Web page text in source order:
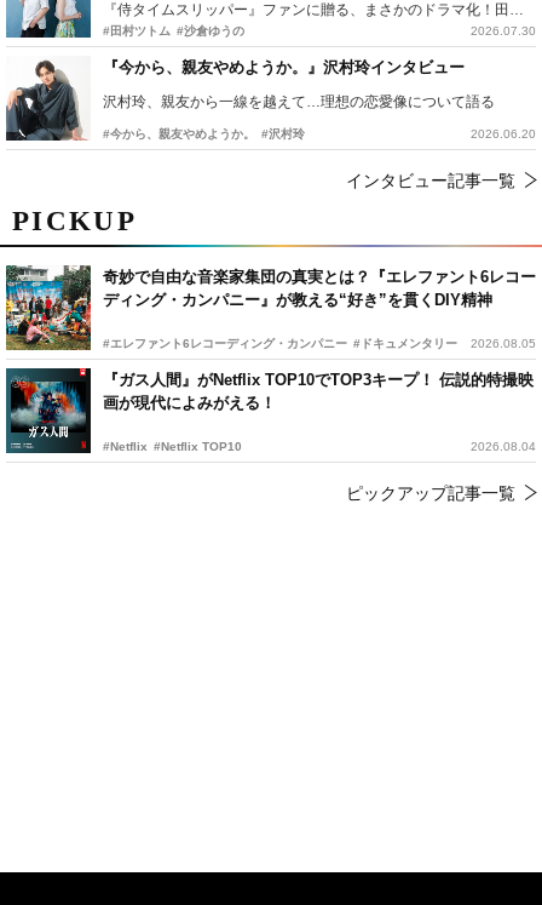
PICKUP
奇妙で自由な音楽家集団の真実とは？『エレファント6レコー
ディング・カンパニー』が教える“好き”を貫くDIY精神
#エレファント6レコーディング・カンパニー #ドキュメンタリー 2026.08.05
『ガス人間』がNetflix TOP10でTOP3キープ！ 伝説的特撮映
画が現代によみがえる！
#Netflix #Netflix TOP10 2026.08.04
ピックアップ記事一覧
『侍タイムスリッパー』ファンに贈る、まさかのドラマ化！田村ツトム×沙倉ゆうのが語る『心配無用ノ介』撮影秘話
#田村ツトム #沙倉ゆうの 2026.07.30
『今から、親友やめようか。』沢村玲インタビュー
沢村玲、親友から一線を越えて…理想の恋愛像について語る
#今から、親友やめようか。 #沢村玲 2026.06.20
インタビュー記事一覧